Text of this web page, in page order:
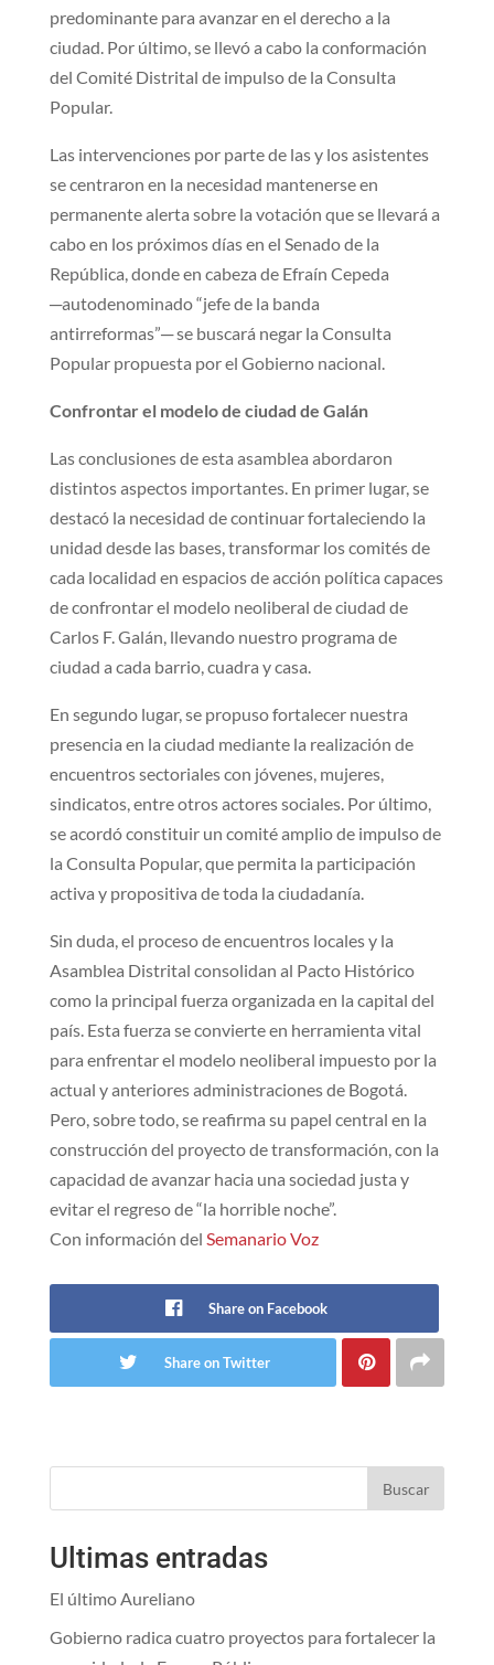
predominante para avanzar en el derecho a la
ciudad. Por último, se llevó a cabo la conformación
del Comité Distrital de impulso de la Consulta
Popular.
Las intervenciones por parte de las y los asistentes
se centraron en la necesidad mantenerse en
permanente alerta sobre la votación que se llevará a
cabo en los próximos días en el Senado de la
República, donde en cabeza de Efraín Cepeda
─autodenominado “jefe de la banda
antirreformas”─ se buscará negar la Consulta
Popular propuesta por el Gobierno nacional.
Confrontar el modelo de ciudad de Galán
Las conclusiones de esta asamblea abordaron
distintos aspectos importantes. En primer lugar, se
destacó la necesidad de continuar fortaleciendo la
unidad desde las bases, transformar los comités de
cada localidad en espacios de acción política capaces
de confrontar el modelo neoliberal de ciudad de
Carlos F. Galán, llevando nuestro programa de
ciudad a cada barrio, cuadra y casa.
En segundo lugar, se propuso fortalecer nuestra
presencia en la ciudad mediante la realización de
encuentros sectoriales con jóvenes, mujeres,
sindicatos, entre otros actores sociales. Por último,
se acordó constituir un comité amplio de impulso de
la Consulta Popular, que permita la participación
activa y propositiva de toda la ciudadanía.
Sin duda, el proceso de encuentros locales y la
Asamblea Distrital consolidan al Pacto Histórico
como la principal fuerza organizada en la capital del
país. Esta fuerza se convierte en herramienta vital
para enfrentar el modelo neoliberal impuesto por la
actual y anteriores administraciones de Bogotá.
Pero, sobre todo, se reafirma su papel central en la
construcción del proyecto de transformación, con la
capacidad de avanzar hacia una sociedad justa y
evitar el regreso de “la horrible noche”.
Con información del Semanario Voz
Share on Facebook
Share on Twitter
Buscar
Ultimas entradas
El último Aureliano
Gobierno radica cuatro proyectos para fortalecer la